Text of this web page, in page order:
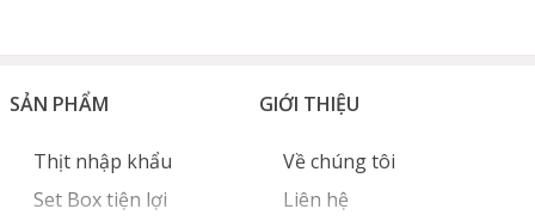
Cá trứng Nhật Bản đầy ắp trứng cá mềm
SẢN PHẨM
Thịt nhập khẩu
Set Box tiện lợi
GIỚI THIỆU
Về chúng tôi
Liên hệ